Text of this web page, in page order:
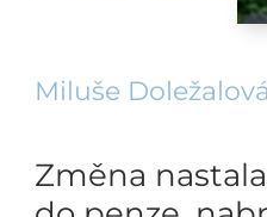
Miluše Doležalová
Změna